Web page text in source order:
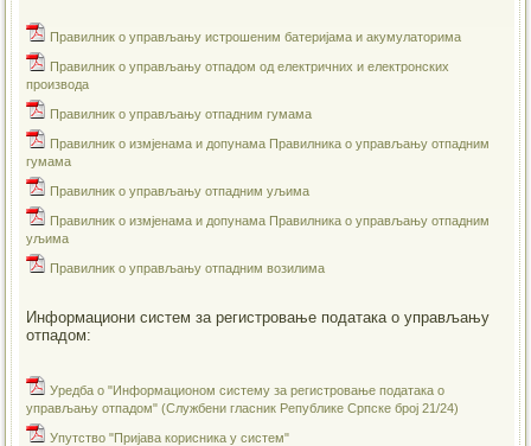
Правилник о управљању истрошеним батеријама и акумулаторима
Правилник о управљању отпадом од електричних и електронских
производа
Правилник о управљању отпадним гумама
Правилник о измјенама и допунама Правилника о управљању отпадним
гумама
Правилник о управљању отпадним уљима
Правилник о измјенама и допунама Правилника о управљању отпадним
уљима
Правилник о управљању отпадним возилима
Информациони систем за регистровање података о управљању
отпадом:
Уредба о "Информационом систему за регистровање података о
управљању отпадом" (Службени гласник Републике Српске број 21/24)
Упутство "Пријава корисника у систем"